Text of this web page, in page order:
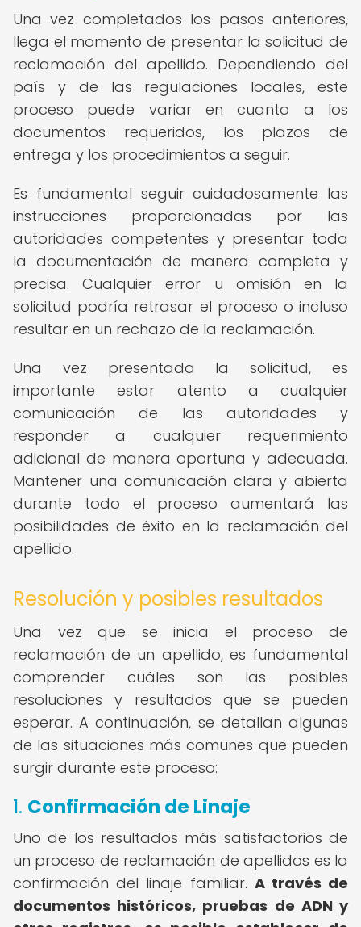
Una vez completados los pasos anteriores,
llega el momento de presentar la solicitud de
reclamación del apellido. Dependiendo del
país y de las regulaciones locales, este
proceso puede variar en cuanto a los
documentos requeridos, los plazos de
entrega y los procedimientos a seguir.
Es fundamental seguir cuidadosamente las
instrucciones proporcionadas por las
autoridades competentes y presentar toda
la documentación de manera completa y
precisa. Cualquier error u omisión en la
solicitud podría retrasar el proceso o incluso
resultar en un rechazo de la reclamación.
Una vez presentada la solicitud, es
importante estar atento a cualquier
comunicación de las autoridades y
responder a cualquier requerimiento
adicional de manera oportuna y adecuada.
Mantener una comunicación clara y abierta
durante todo el proceso aumentará las
posibilidades de éxito en la reclamación del
apellido.
Resolución y posibles resultados
Una vez que se inicia el proceso de
reclamación de un apellido, es fundamental
comprender cuáles son las posibles
resoluciones y resultados que se pueden
esperar. A continuación, se detallan algunas
de las situaciones más comunes que pueden
surgir durante este proceso:
1. Confirmación de Linaje
Uno de los resultados más satisfactorios de
un proceso de reclamación de apellidos es la
confirmación del linaje familiar. A través de
documentos históricos, pruebas de ADN y